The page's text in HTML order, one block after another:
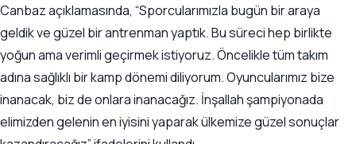
Canbaz açıklamasında, “Sporcularımızla bugün bir araya
geldik ve güzel bir antrenman yaptık. Bu süreci hep birlikte
yoğun ama verimli geçirmek istiyoruz. Öncelikle tüm takım
adına sağlıklı bir kamp dönemi diliyorum. Oyuncularımız bize
inanacak, biz de onlara inanacağız. İnşallah şampiyonada
elimizden gelenin en iyisini yaparak ülkemize güzel sonuçlar